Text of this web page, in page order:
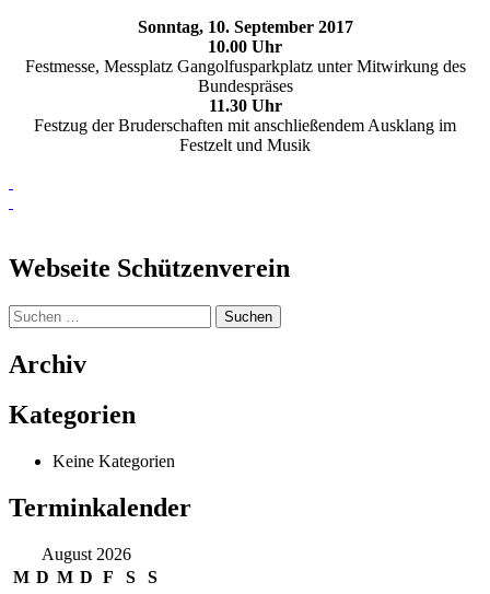
Sonntag, 10. September 2017
10.00 Uhr
Festmesse, Messplatz Gangolfusparkplatz unter Mitwirkung des
Bundespräses
11.30 Uhr
Festzug der Bruderschaften mit anschließendem Ausklang im
Festzelt und Musik
Webseite Schützenverein
Suchen
nach:
Archiv
Kategorien
Keine Kategorien
Terminkalender
August 2026
M D M D F S
S